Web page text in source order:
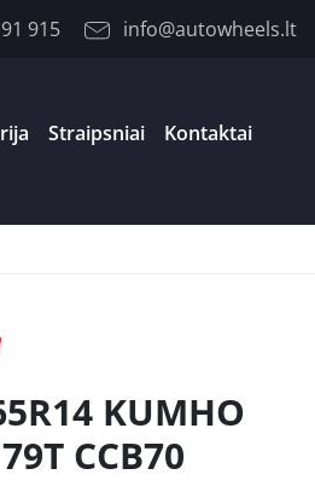
915 info@autowheels.lt
Straipsniai Kontaktai
KUMHO
CCB70